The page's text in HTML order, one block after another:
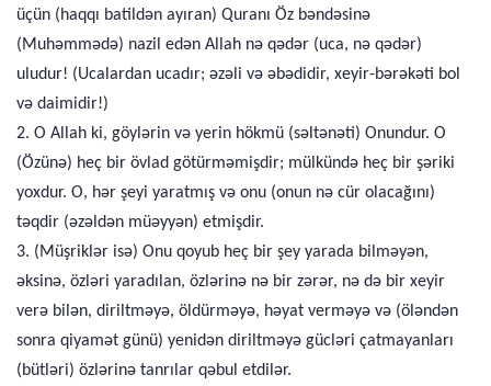
üçün (haqqı batildən ayıran) Quranı Öz bəndəsinə
(Muhəmmədə) nazil edən Allah nə qədər (uca, nə qədər)
uludur! (Ucalardan ucadır; əzəli və əbədidir, xeyir-bərəkəti bol
və daimidir!)
2. O Allah ki, göylərin və yerin hökmü (səltənəti) Onundur. O
(Özünə) heç bir övlad götürməmişdir; mülkündə heç bir şəriki
yoxdur. O, hər şeyi yaratmış və onu (onun nə cür olacağını)
təqdir (əzəldən müəyyən) etmişdir.
3. (Müşriklər isə) Onu qoyub heç bir şey yarada bilməyən,
əksinə, özləri yaradılan, özlərinə nə bir zərər, nə də bir xeyir
verə bilən, diriltməyə, öldürməyə, həyat verməyə və (öləndən
sonra qiyamət günü) yenidən diriltməyə gücləri çatmayanları
(bütləri) özlərinə tanrılar qəbul etdilər.